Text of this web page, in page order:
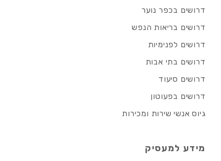
דרושים בכפר נוער
דרושים בריאות הנפש
דרושים לפנימיות
דרושים בתי אבות
דרושים סיעוד
דרושים בפעוטון
גיוס אנשי שירות ומכירות
מידע למעסיק